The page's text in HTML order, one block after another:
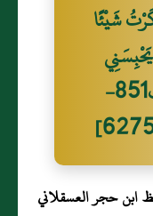
شَيْئًا
فَأَمَرْتُ بِقِسْمَتِهِ " [ الحديث851-
ابن حجر العسقلاني